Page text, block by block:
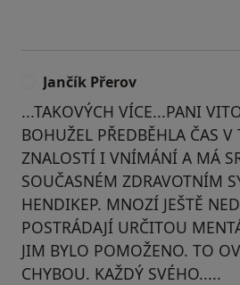
Jančík Přerov
...TAKOVÝCH VÍCE...PANI
BOHUŽEL PŘEDBĚHLA ČAS V
ZNALOSTÍ I VNÍMÁNÍ A MÁ
SOUČASNÉM ZDRAVOTNÍM
HENDIKEP. MNOZÍ JEŠTĚ
POSTRÁDAJÍ URČITOU
JIM BYLO POMOŽENO. TO
CHYBOU. KAŽDÝ SVÉHO.....